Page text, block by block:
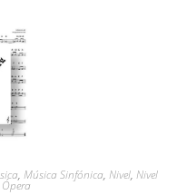
, Música Sinfónica, Nivel, Nivel
Ópera